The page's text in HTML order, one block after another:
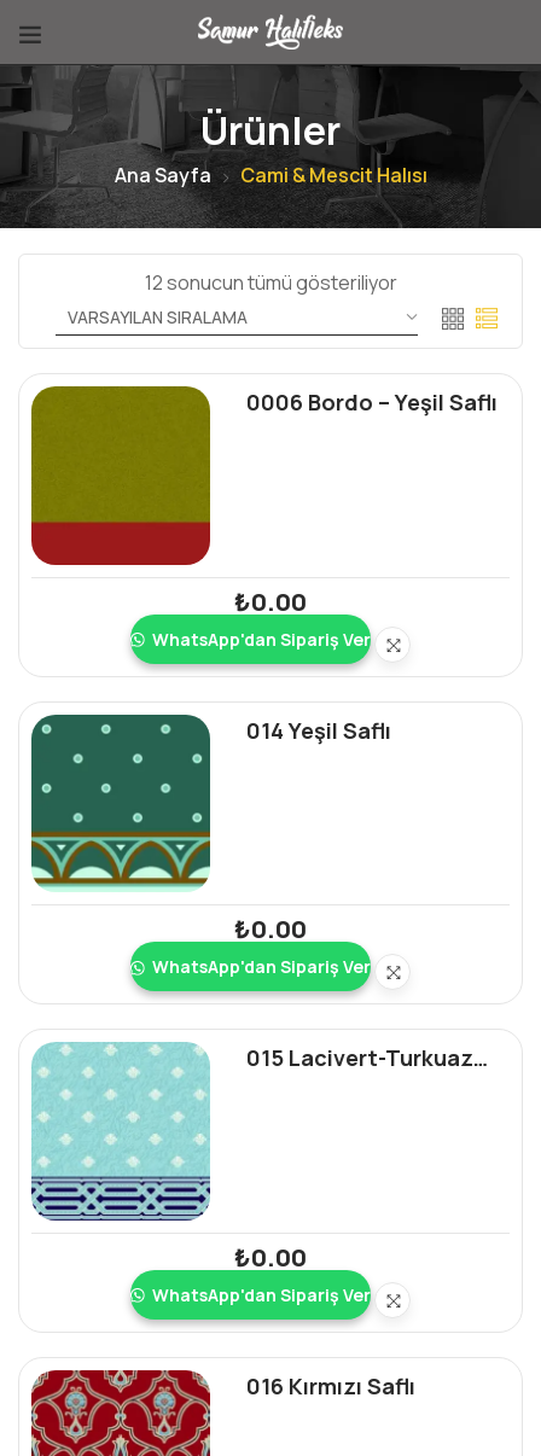
Ürünler
Ana Sayfa Cami & Mescit Halısı
12 sonucun tümü gösteriliyor
0006 Bordo – Yeşil Saflı
₺0.00
WhatsApp'dan Sipariş Ver
014 Yeşil Saflı
₺0.00
WhatsApp'dan Sipariş Ver
015 Lacivert-Turkuaz
₺0.00
WhatsApp'dan Sipariş Ver
016 Kırmızı Saflı